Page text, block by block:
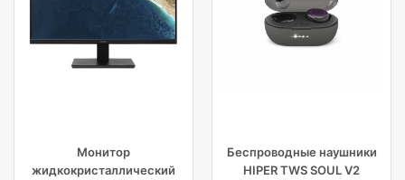
Монитор
жидкокристаллический
Беспроводные наушники
HIPER TWS SOUL V2